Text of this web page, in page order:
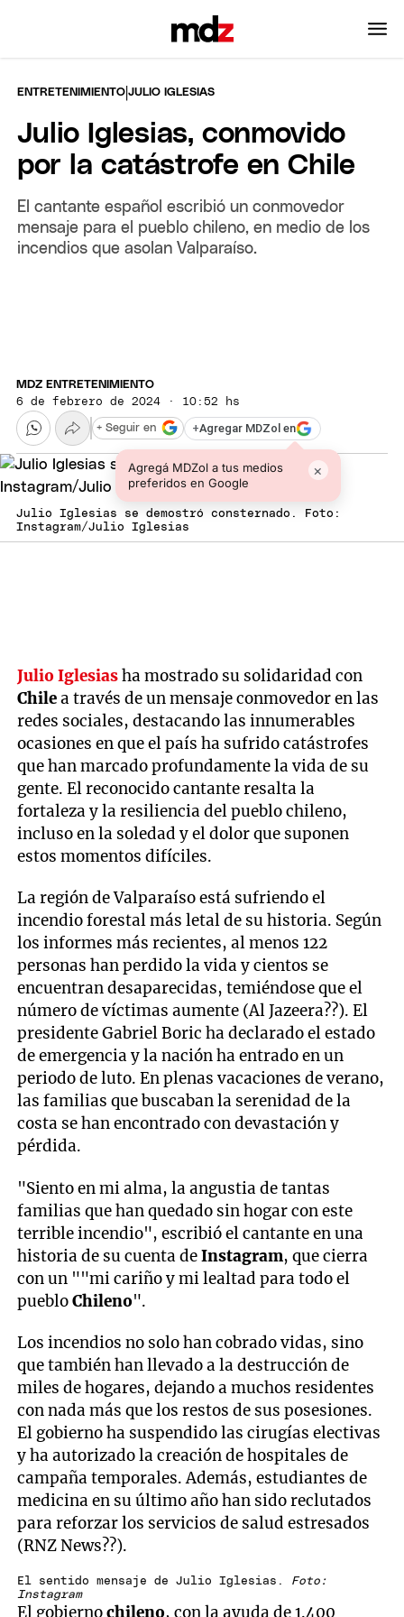
ENTRETENIMIENTO |JULIO IGLESIAS
Julio Iglesias, conmovido
por la catástrofe en Chile
El cantante español escribió un conmovedor
mensaje para el pueblo chileno, en medio de los
incendios que asolan Valparaíso.
MDZ ENTRETENIMIENTO
6 de febrero de 2024 · 10:52 hs
+Agregar MDZol en
Agregá MDZol a tus medios
preferidos en Google
×
+ Seguir en
Julio Iglesias se demostró consternado. Foto:
Instagram/Julio Iglesias
Julio Iglesiasha mostrado su solidaridad con
Chilea través de un mensaje conmovedor en las
redes sociales, destacando las innumerables
ocasiones en que el país ha sufrido catástrofes
que han marcado profundamente la vida de su
gente. El reconocido cantante resalta la
fortaleza y la resiliencia del pueblo chileno,
incluso en la soledad y el dolor que suponen
estos momentos difíciles.
La región de Valparaíso está sufriendo el
incendio forestal más letal de su historia. Según
los informes más recientes, al menos 122
personas han perdido la vida y cientos se
encuentran desaparecidas, temiéndose que el
número de víctimas aumente (Al Jazeera??). El
presidente Gabriel Boric ha declarado el estado
de emergencia y la nación ha entrado en un
periodo de luto. En plenas vacaciones de verano,
las familias que buscaban la serenidad de la
costa se han encontrado con devastación y
pérdida.
"Siento en mi alma, la angustia de tantas
familias que han quedado sin hogar con este
terrible incendio", escribió el cantante en una
historia de su cuenta deInstagram, que cierra
con un ""mi cariño y mi lealtad para todo el
puebloChileno".
Los incendios no solo han cobrado vidas, sino
que también han llevado a la destrucción de
miles de hogares, dejando a muchos residentes
con nada más que los restos de sus posesiones.
El gobierno ha suspendido las cirugías electivas
y ha autorizado la creación de hospitales de
campaña temporales. Además, estudiantes de
medicina en su último año han sido reclutados
para reforzar los servicios de salud estresados
(RNZ News??).
El sentido mensaje de Julio Iglesias. Foto:
Instagram
El gobiernochileno, con la ayuda de 1.400